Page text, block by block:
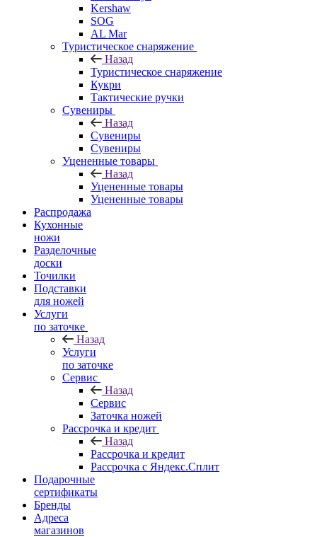
Kershaw
SOG
AL Mar
Туристическое снаряжение
Назад
Туристическое снаряжение
Кукри
Тактические ручки
Сувениры
Назад
Сувениры
Сувениры
Уцененные товары
Назад
Уцененные товары
Уцененные товары
Распродажа
Кухонные
ножи
Разделочные
доски
Точилки
Подставки
для ножей
Услуги
по заточке
Назад
Услуги
по заточке
Сервис
Назад
Сервис
Заточка ножей
Рассрочка и кредит
Назад
Рассрочка и кредит
Рассрочка с Яндекс.Сплит
Подарочные
сертификаты
Бренды
Адреса
магазинов